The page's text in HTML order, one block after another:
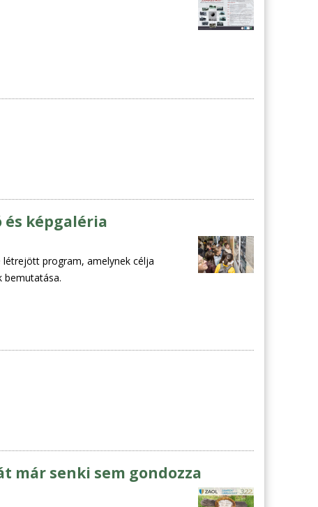
és képgaléria
létrejött program, amelynek célja
bemutatása.
már senki sem gondozza